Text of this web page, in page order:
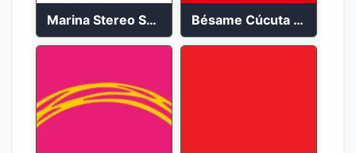
Marina Stereo San Andres 94.5 FM Bésame Cúcuta en vivo 2023